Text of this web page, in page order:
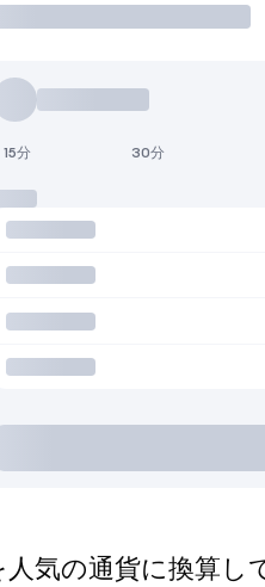
15分 30分
の通貨に換算し